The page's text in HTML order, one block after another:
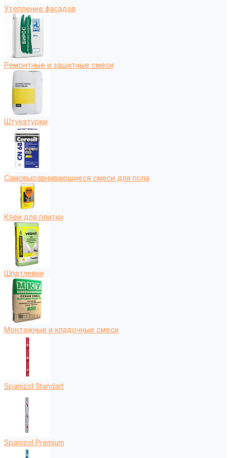
Утепление фасадов
Ремонтные и защитные смеси
Штукатурки
Самовыравнивающиеся смеси для пола
Клеи для плитки
Шпатлевки
Монтажные и кладочные смеси
Spanizol Standart
Spanizol Premium